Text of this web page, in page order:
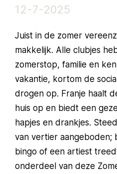
12-7-2025
Juist in de zomer
makkelijk. Alle clubjes
zomerstop, familie en
vakantie, kortom de
drogen op. Franje haalt
huis op en biedt een
hapjes en drankjes.
van vertier aangeboden;
bingo of een artiest
onderdeel van deze